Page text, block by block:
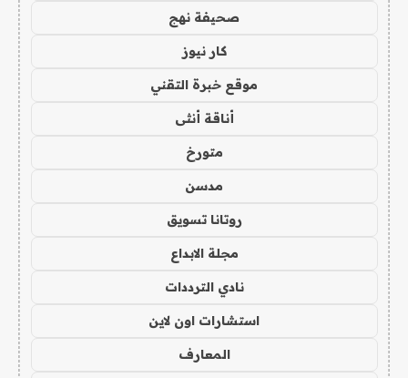
صحيفة نهج
كار نيوز
موقع خبرة التقني
أناقة أنثى
متورخ
مدسن
روتانا تسويق
مجلة الابداع
نادي الترددات
استشارات اون لاين
المعارف